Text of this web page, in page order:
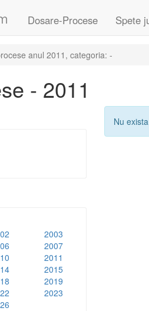
Dosare-Procese Spete
anul 2011, categoria: -
- 2011
2003
2007
2011
2015
2019
2023
Nu